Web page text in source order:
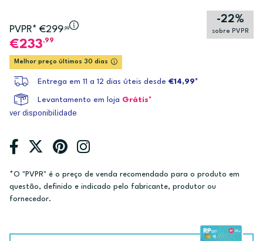
PVPR* €299,99
-22%
sobre PVPR
233,99
Melhor preço últimos 30 dias
Entrega em 11 a 12 dias úteis desde €14,99*
Levantamento em loja Grátis*
ver disponibilidade
*O "PVPR" é o preço de venda recomendado para o produto em
questão, definido e indicado pelo fabricante, produtor ou
fornecedor.